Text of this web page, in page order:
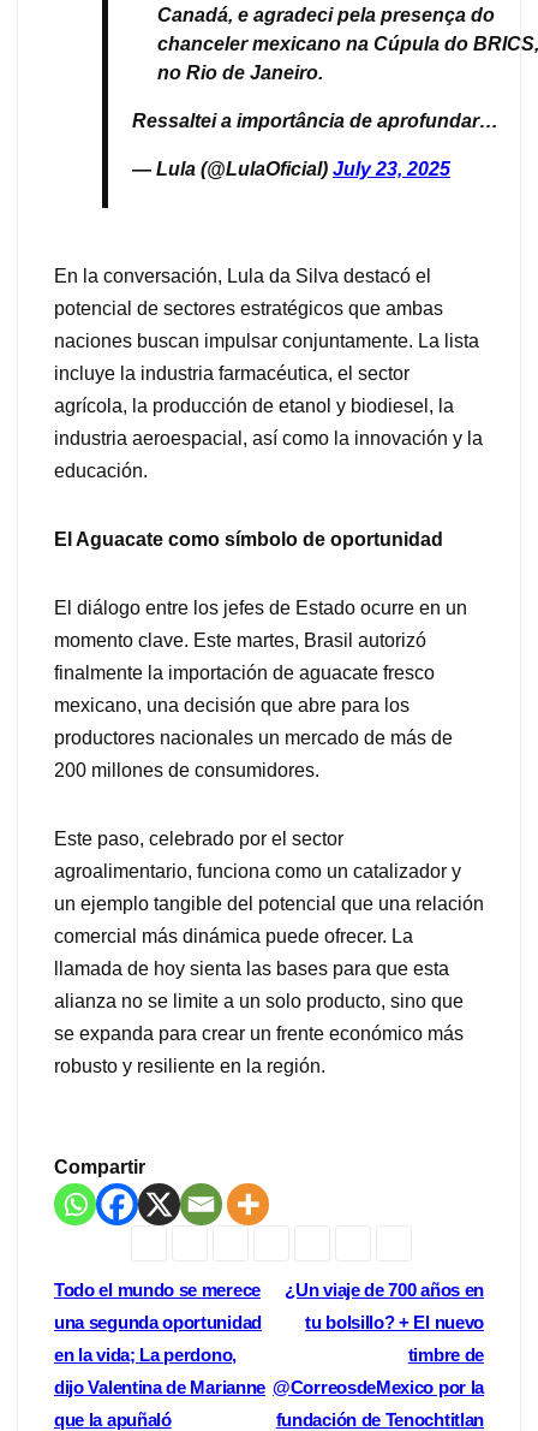
Canadá, e agradeci pela presença do
chanceler mexicano na Cúpula do BRICS,
no Rio de Janeiro.
Ressaltei a importância de aprofundar…
— Lula (@LulaOficial) July 23, 2025
En la conversación, Lula da Silva destacó el
potencial de sectores estratégicos que ambas
naciones buscan impulsar conjuntamente. La lista
incluye la industria farmacéutica, el sector
agrícola, la producción de etanol y biodiesel, la
industria aeroespacial, así como la innovación y la
educación.
El Aguacate como símbolo de oportunidad
El diálogo entre los jefes de Estado ocurre en un
momento clave. Este martes, Brasil autorizó
finalmente la importación de aguacate fresco
mexicano, una decisión que abre para los
productores nacionales un mercado de más de
200 millones de consumidores.
Este paso, celebrado por el sector
agroalimentario, funciona como un catalizador y
un ejemplo tangible del potencial que una relación
comercial más dinámica puede ofrecer. La
llamada de hoy sienta las bases para que esta
alianza no se limite a un solo producto, sino que
se expanda para crear un frente económico más
robusto y resiliente en la región.
Compartir
Navegación
de
entradas
¿Un viaje de 700 años en
tu bolsillo? + El nuevo
timbre de
@CorreosdeMexico por la
fundación de Tenochtitlan
Todo el mundo se merece
una segunda oportunidad
en la vida; La perdono,
dijo Valentina de Marianne
que la apuñaló